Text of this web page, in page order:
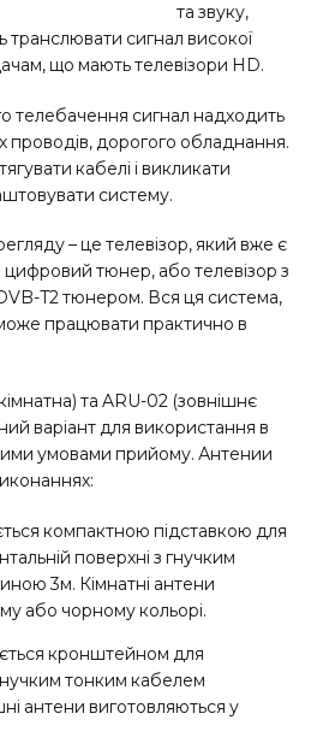
та звуку,
транслювати сигнал високої
що мають телевізори HD.
телебачення сигнал надходить
проводів, дорогого обладнання.
кабелі і викликати
систему.
– це телевізор, який вже є
і цифровий тюнер, або телевізор з
T2 тюнером. Вся ця система,
працювати практично в
та ARU-02 (зовнішнє
варіант для використання в
умовами прийому. Антении
компактною підставкою для
поверхні з гнучким
3м. Кімнатні антени
або чорному кольорі.
кронштейном для
тонким кабелем
антени виготовляються у